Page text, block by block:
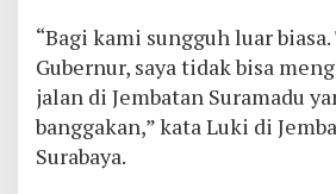
“Bagi kami sungguh luar
Gubernur, saya tidak bisa
jalan di Jembatan Suramadu
banggakan,” kata Luki di
Surabaya.